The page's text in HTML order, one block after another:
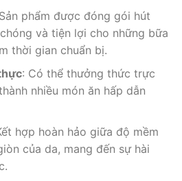
phẩm được đóng gói hút
và tiện lợi cho những bữa
thời gian chuẩn bị.
: Có thể thưởng thức trực
nhiều món ăn hấp dẫn
hợp hoàn hảo giữa độ mềm
của da, mang đến sự hài